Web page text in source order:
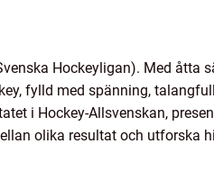
Hockeyligan). Med åtta
fylld med spänning,
i Hockey-Allsvenskan,
olika resultat och utforska